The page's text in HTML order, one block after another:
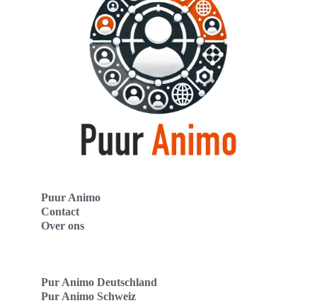
Puur Animo
Contact
Over ons
Pur Animo Deutschland
Pur Animo Schweiz